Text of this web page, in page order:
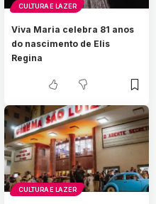
CULTURA E LAZER
Viva Maria celebra 81 anos
do nascimento de Elis
Regina
CULTURA E LAZER